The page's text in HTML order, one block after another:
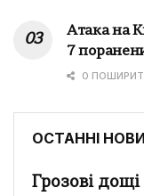
Атака на
7
0
ОСТАННІ
Грозові